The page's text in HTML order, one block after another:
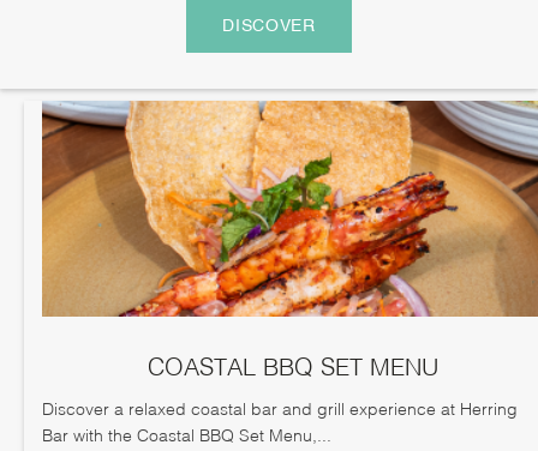
DISCOVER
COASTAL BBQ SET MENU
Discover a relaxed coastal bar and grill experience at Herring
Bar with the Coastal BBQ Set Menu,...